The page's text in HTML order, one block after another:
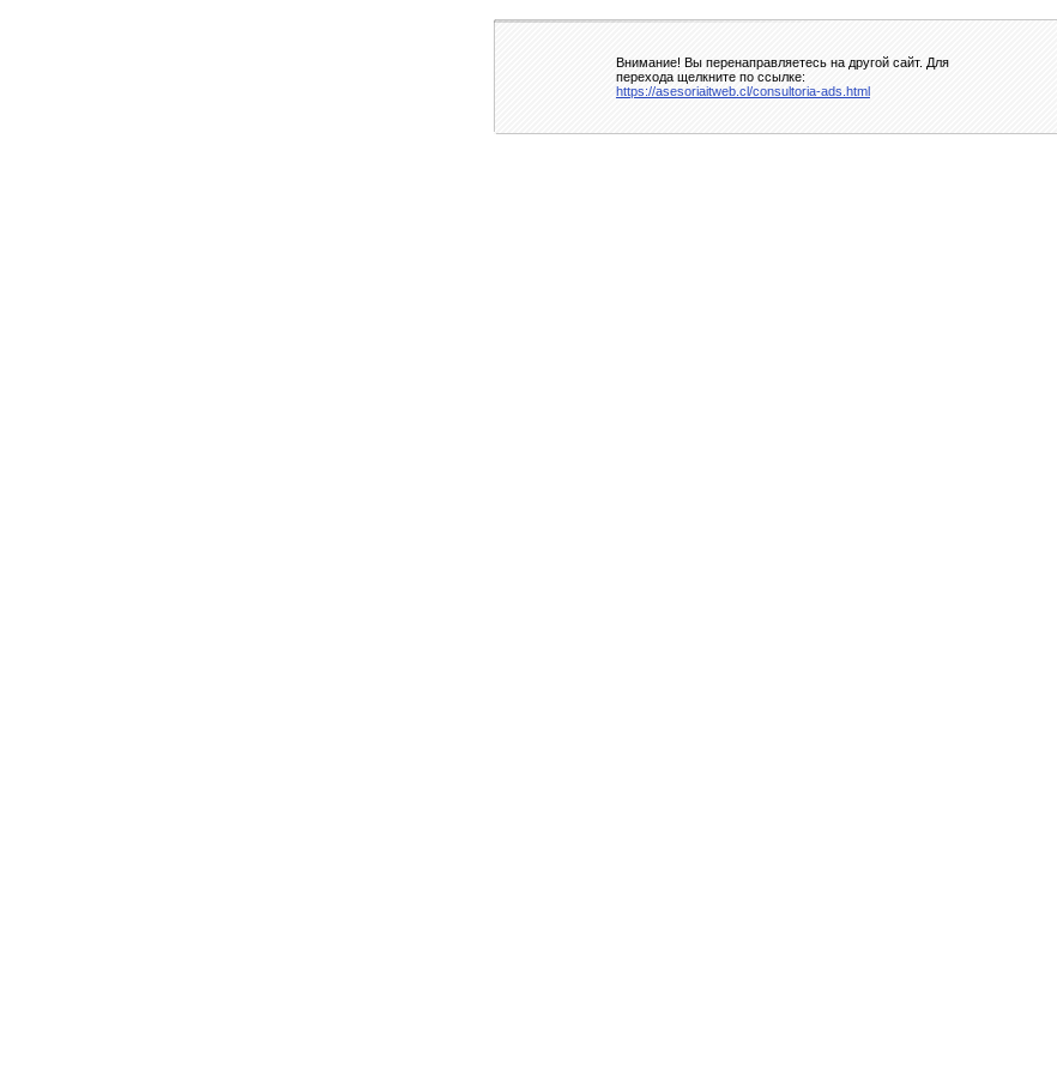
Внимание! Вы перенаправляетесь на другой сайт. Для
перехода щелкните по ссылке:
https://asesoriaitweb.cl/consultoria-ads.html